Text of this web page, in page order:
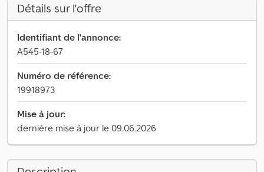
Détails sur l'offre
Identifiant de l'annonce:
A545-18-67
Numéro de référence:
19918973
Mise à jour:
dernière mise à jour le 09.06.2026